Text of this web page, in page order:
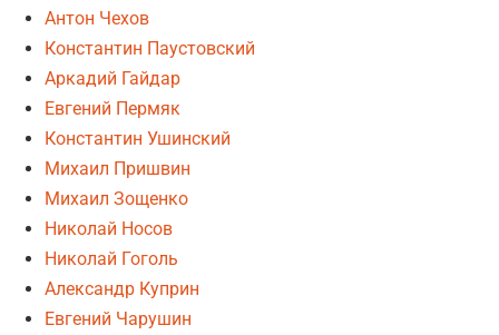
Антон Чехов
Константин Паустовский
Аркадий Гайдар
Евгений Пермяк
Константин Ушинский
Михаил Пришвин
Михаил Зощенко
Николай Носов
Николай Гоголь
Александр Куприн
Евгений Чарушин